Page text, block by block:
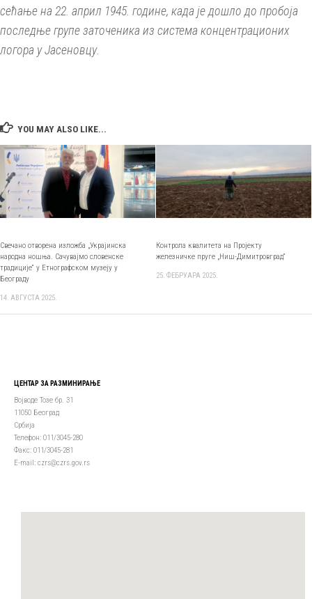
сећање на 22. април 1945. године, када је дошло до пробоја
последње групе заточеника из система концентрационих
логора у Јасеновцу.
YOU MAY ALSO LIKE...
Свечано отворена изложба „Украјинска
народна ношња. Сачувајмо словенске
традиције“ у Етнографском музеју у
Београду
14. АВГУСТА 2025.
Контрола квалитета на Пројекту
железничке пруге „Ниш-Димитровград“
25. ФЕБРУАРА 2025.
ЦЕНТАР ЗА РАЗМИНИРАЊЕ
Војводе Тозе бр. 31
11050 Београд
Србија
Телефон: 011/3045-280
Факс: 011/3045-281
Е-mail: czrs@czrs.gov.rs